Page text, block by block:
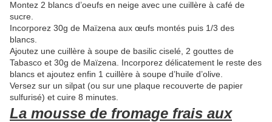
Montez 2 blancs d’oeufs en neige avec une cuillère à café de
sucre.
Incorporez 30g de Maïzena aux œufs montés puis 1/3 des
blancs.
Ajoutez une cuillère à soupe de basilic ciselé, 2 gouttes de
Tabasco et 30g de Maïzena. Incorporez délicatement le reste des
blancs et ajoutez enfin 1 cuillère à soupe d’huile d’olive.
Versez sur un silpat (ou sur une plaque recouverte de papier
sulfurisé) et cuire 8 minutes.
La mousse de fromage frais aux